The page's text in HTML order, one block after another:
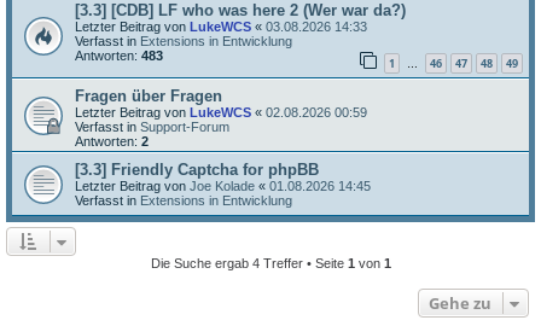
[3.3] [CDB] LF who was here 2 (Wer war da?)
Letzter Beitrag von LukeWCS « 03.08.2026 14:33
Verfasst in Extensions in Entwicklung
Antworten: 483 1 … 46 47 48 49
Fragen über Fragen
Letzter Beitrag von LukeWCS « 02.08.2026 00:59
Verfasst in Support-Forum
Antworten: 2
[3.3] Friendly Captcha for phpBB
Letzter Beitrag von Joe Kolade « 01.08.2026 14:45
Verfasst in Extensions in Entwicklung
Die Suche ergab 4 Treffer • Seite 1 von 1
Gehe zu